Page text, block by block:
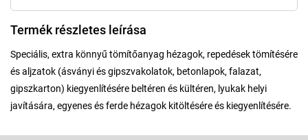
Termék részletes leírása
Speciális, extra könnyű tömítőanyag hézagok, repedések tömítésére
és aljzatok (ásványi és gipszvakolatok, betonlapok, falazat,
gipszkarton) kiegyenlítésére beltéren és kültéren, lyukak helyi
javítására, egyenes és ferde hézagok kitöltésére és kiegyenlítésére.